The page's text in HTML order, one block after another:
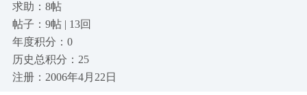
求助：8帖
帖子：9帖 | 13回
年度积分：0
历史总积分：25
注册：2006年4月22日